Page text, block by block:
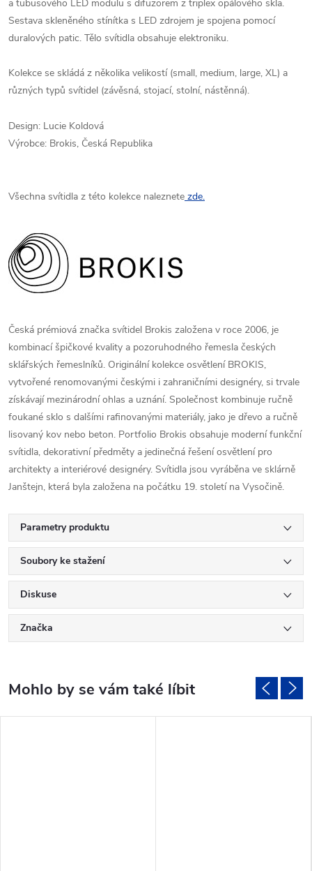
a tubusového LED modulu s difuzorem z triplex opálového skla.
Sestava skleněného stínítka s LED zdrojem je spojena pomocí
duralových patic. Tělo svítidla obsahuje elektroniku.
Kolekce se skládá z několika velikostí (small, medium, large, XL) a
různých typů svítidel (závěsná, stojací, stolní, nástěnná).
Design: Lucie Koldová
Výrobce: Brokis, Česká Republika
Všechna svítidla z této kolekce naleznete zde.
Česká prémiová značka svítidel Brokis založena v roce 2006, je
kombinací špičkové kvality a pozoruhodného řemesla českých
sklářských řemeslníků. Originální kolekce osvětlení BROKIS,
vytvořené renomovanými českými i zahraničními designéry, si trvale
získávají mezinárodní ohlas a uznání. Společnost kombinuje ručně
foukané sklo s dalšími rafinovanými materiály, jako je dřevo a ručně
lisovaný kov nebo beton. Portfolio Brokis obsahuje moderní funkční
svítidla, dekorativní předměty a jedinečná řešení osvětlení pro
architekty a interiérové ​​designéry. Svítidla jsou vyráběna ve sklárně
Janštejn, která byla založena na počátku 19. století na Vysočině.
Parametry produktu
Soubory ke stažení
Diskuse
Značka